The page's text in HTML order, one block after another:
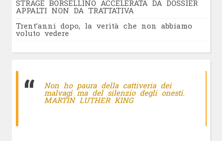
STRAGE BORSELLINO ACCELERATA DA DOSSIER
APPALTI NON DA TRATTATIVA
Trent’anni dopo, la verità che non abbiamo
voluto vedere
Non ho paura della cattiveria dei
malvagi ma del silenzio degli onesti.
MARTIN LUTHER KING